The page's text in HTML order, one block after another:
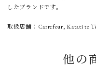
したブランドです。
取扱店舗：Carrefour, Katati to
他の